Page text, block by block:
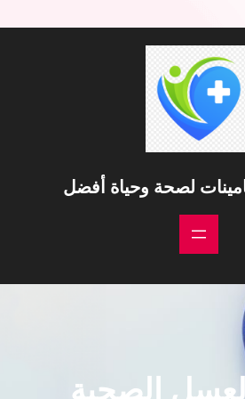
لصحة وحياة أفضل
الصحية